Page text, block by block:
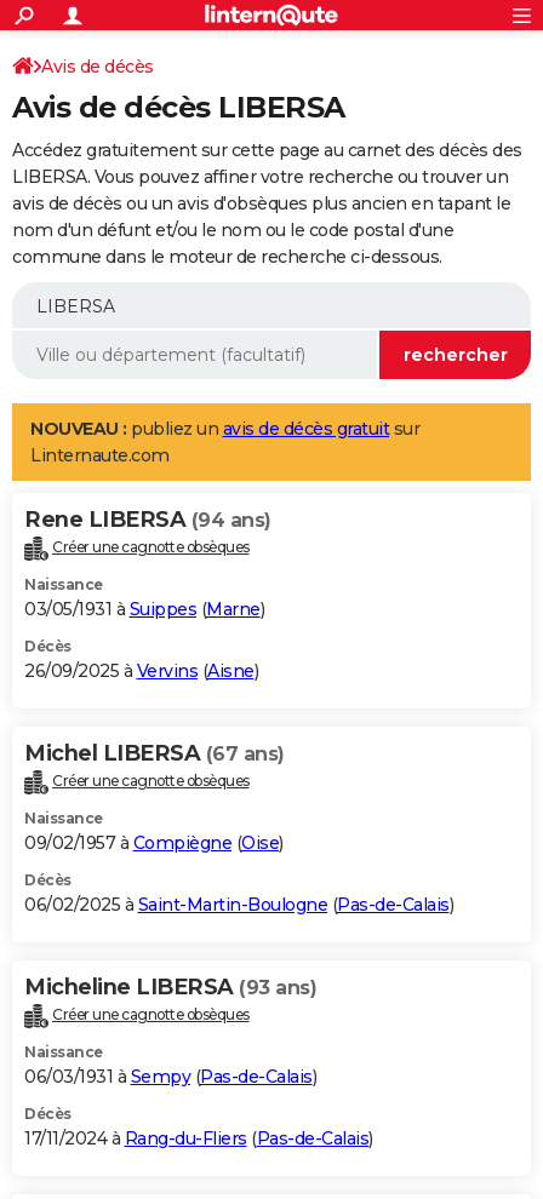
ACTUALITÉS
Politique
Société
Faits Divers
Education
Monde
Villes
+
SPORT
Coupe du monde 2026
Football
Tennis
Cyclisme
Rugby
Forum
Programme TV
TNTStreaming
Cinéma
Sorties cinéma
Musique
+FINANCE
Retraite
Epargne
Immobilier
Risques naturels par ville
Banque
Assurance
AUTO
Essais
Réserver un essai
Citadines
Berlines
SUV
Forum auto
+
Mobiles
Meilleur smartphone
Internet
Ordinateurs
Jeux vidéo
Guide high-tech
Aménagement intérieur
LIFESTYLE
Art de vivre
Bien-être
Loisirs
Mode
Modes de vie
Alimentation
Guide de la santé
Maladies
Médicaments
Sommeil
VOYAGE
Destinations
City break
Voyage nature
Voyage de noces
Forum
Climat
+PHOTO
GUIDES D'ACHAT
BONS PLANS
Carte de Noël
Carte Bonne année
Carte Saint-Valentin
Carte Pâques
Carte d'anniversaire
DICTIONNAIRE
Dictionnaire
Biographies
Citations
Expressions
Proverbes
PROGRAMME TV
S'inscrire
Se connecter
Lycées
Collèges
Primaires
Universités
Entreprises
Service militaire
Avis de recherche
AVIS DE DÉCÈS
Bricolage
Lifestyle
Culture
Sport
Auto
Television
Voyage
Cinema
Avis de décès
Avis de décès LIBERSA
Accédez gratuitement sur cette page au carnet des décès des
LIBERSA. Vous pouvez affiner votre recherche ou trouver un
avis de décès ou un avis d'obsèques plus ancien en tapant le
nom d'un défunt et/ou le nom ou le code postal d'une
commune dans le moteur de recherche ci-dessous.
NOUVEAU : publiez un avis de décès gratuitsur
Linternaute.com
Rene LIBERSA (94 ans)
Créer une cagnotte obsèques
Naissance
03/05/1931 à Suippes (Marne)
Décès
26/09/2025 à Vervins (Aisne)
Michel LIBERSA (67 ans)
Créer une cagnotte obsèques
Naissance
09/02/1957 à Compiègne (Oise)
Décès
06/02/2025 à Saint-Martin-Boulogne (Pas-de-Calais)
Micheline LIBERSA (93 ans)
Créer une cagnotte obsèques
Naissance
06/03/1931 à Sempy(Pas-de-Calais)
Décès
17/11/2024 à Rang-du-Fliers (Pas-de-Calais)